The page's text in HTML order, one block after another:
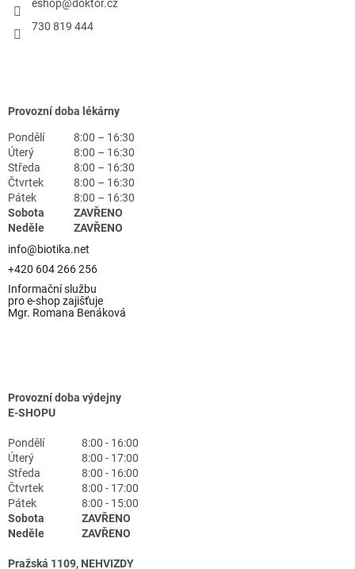
eshop@doktor.cz
730 819 444
Provozní doba lékárny
Pondělí
8:00 – 16:30
Úterý
8:00 – 16:30
Středa
8:00 – 16:30
Čtvrtek
8:00 – 16:30
Pátek
8:00 – 16:30
Sobota
ZAVŘENO
Neděle
ZAVŘENO
info@biotika.net
+420 604 266 256
Informační službu
pro e-shop zajišťuje
Mgr. Romana Benáková
Provozní doba výdejny
E-SHOPU
Pondělí
8:00 - 16:00
Úterý
8:00 - 17:00
Středa
8:00 - 16:00
Čtvrtek
8:00 - 17:00
Pátek
8:00 - 15:00
Sobota
ZAVŘENO
Neděle
ZAVŘENO
Pražská 1109, NEHVIZDY